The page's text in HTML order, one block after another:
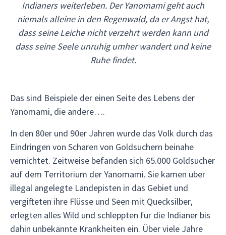
Indianers weiterleben. Der Yanomami geht auch
niemals alleine in den Regenwald, da er Angst hat,
dass seine Leiche nicht verzehrt werden kann und
dass seine Seele unruhig umher wandert und keine
Ruhe findet.
Das sind Beispiele der einen Seite des Lebens der
Yanomami, die andere….
In den 80er und 90er Jahren wurde das Volk durch das
Eindringen von Scharen von Goldsuchern beinahe
vernichtet. Zeitweise befanden sich 65.000 Goldsucher
auf dem Territorium der Yanomami. Sie kamen über
illegal angelegte Landepisten in das Gebiet und
vergifteten ihre Flüsse und Seen mit Quecksilber,
erlegten alles Wild und schleppten für die Indianer bis
dahin unbekannte Krankheiten ein. Über viele Jahre